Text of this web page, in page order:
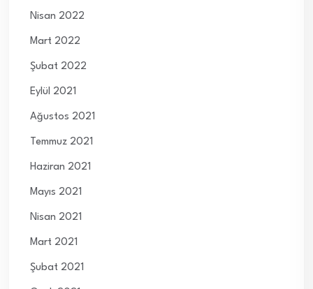
Nisan 2022
Mart 2022
Şubat 2022
Eylül 2021
Ağustos 2021
Temmuz 2021
Haziran 2021
Mayıs 2021
Nisan 2021
Mart 2021
Şubat 2021